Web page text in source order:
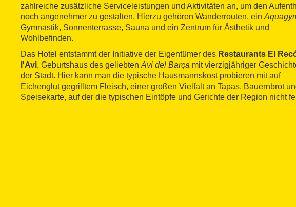
zahlreiche zusätzliche Serviceleistungen und Aktivitäten an, um den
noch angenehmer zu gestalten. Hierzu gehören Wanderrouten, ein
Gymnastik, Sonnenterrasse, Sauna und ein Zentrum für Ästhetik und
Wohlbefinden.
Das Hotel entstammt der Initiative der Eigentümer des Restaurants El
l'Avi, Geburtshaus des geliebten Avi del Barça mit vierzigjähriger
der Stadt. Hier kann man die typische Hausmannskost probieren mit auf
Eichenglut gegrilltem Fleisch, einer großen Vielfalt an Tapas, Bauernbrot
Speisekarte, auf der die typischen Eintöpfe und Gerichte der Region nicht